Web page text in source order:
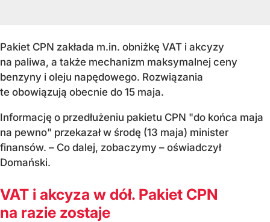
Pakiet CPN zakłada m.in. obniżkę VAT i akcyzy
na paliwa, a także mechanizm maksymalnej ceny
benzyny i oleju napędowego. Rozwiązania
te obowiązują obecnie do 15 maja.
Informację o przedłużeniu pakietu CPN "do końca maja
na pewno" przekazał w środę (13 maja) minister
finansów. – Co dalej, zobaczymy – oświadczył
Domański.
VAT i akcyza w dół. Pakiet CPN
na razie zostaje